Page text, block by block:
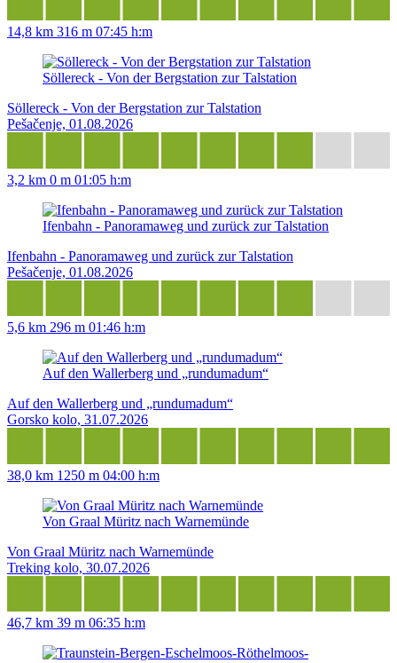
14,8 km 316 m 07:45 h:m
Söllereck - Von der Bergstation zur Talstation
Söllereck - Von der Bergstation zur Talstation
Pešačenje, 01.08.2026
3,2 km 0 m 01:05 h:m
Ifenbahn - Panoramaweg und zurück zur Talstation
Ifenbahn - Panoramaweg und zurück zur Talstation
Pešačenje, 01.08.2026
5,6 km 296 m 01:46 h:m
Auf den Wallerberg und „rundumadum“
Auf den Wallerberg und „rundumadum“
Gorsko kolo, 31.07.2026
38,0 km 1250 m 04:00 h:m
Von Graal Müritz nach Warnemünde
Von Graal Müritz nach Warnemünde
Treking kolo, 30.07.2026
46,7 km 39 m 06:35 h:m